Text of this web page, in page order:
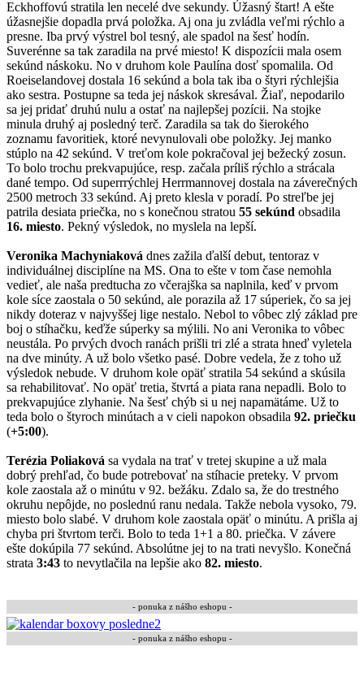
Eckhoffovú stratila len necelé dve sekundy. Úžasný štart! A ešte
úžasnejšie dopadla prvá položka. Aj ona ju zvládla veľmi rýchlo a
presne. Iba prvý výstrel bol tesný, ale spadol na šesť hodín.
Suverénne sa tak zaradila na prvé miesto! K dispozícii mala osem
sekúnd náskoku. No v druhom kole Paulína dosť spomalila. Od
Roeiselandovej dostala 16 sekúnd a bola tak iba o štyri rýchlejšia
ako sestra. Postupne sa teda jej náskok skresával. Žiaľ, nepodarilo
sa jej pridať druhú nulu a ostať na najlepšej pozícii. Na stojke
minula druhý aj posledný terč. Zaradila sa tak do šierokého
zoznamu favoritiek, ktoré nevynulovali obe položky. Jej manko
stúplo na 42 sekúnd. V treťom kole pokračoval jej bežecký zosun.
To bolo trochu prekvapujúce, resp. začala príliš rýchlo a strácala
dané tempo. Od superrrýchlej Herrmannovej dostala na záverečných
2500 metroch 33 sekúnd. Aj preto klesla v poradí. Po streľbe jej
patrila desiata priečka, no s konečnou stratou 55 sekúnd obsadila
16. miesto. Pekný výsledok, no myslela na lepší.
Veronika Machyniaková dnes zažila ďalší debut, tentoraz v
individuálnej disciplíne na MS. Ona to ešte v tom čase nemohla
vedieť, ale naša predtucha zo včerajška sa naplnila, keď v prvom
kole síce zaostala o 50 sekúnd, ale porazila až 17 súperiek, čo sa jej
nikdy doteraz v najvyššej lige nestalo. Nebol to vôbec zlý základ pre
boj o stíhačku, keďže súperky sa mýlili. No ani Veronika to vôbec
neustála. Po prvých dvoch ranách prišli tri zlé a strata hneď vyletela
na dve minúty. A už bolo všetko pasé. Dobre vedela, že z toho už
výsledok nebude. V druhom kole opäť stratila 54 sekúnd a skúsila
sa rehabilitovať. No opäť tretia, štvrtá a piata rana nepadli. Bolo to
prekvapujúce zlyhanie. Na šesť chýb si u nej napamätáme. Už to
teda bolo o štyroch minútach a v cieli napokon obsadila 92. priečku
(+5:00).
Terézia Poliaková sa vydala na trať v tretej skupine a už mala
dobrý prehľad, čo bude potrebovať na stíhacie preteky. V prvom
kole zaostala až o minútu v 92. bežáku. Zdalo sa, že do trestného
okruhu nepôjde, no poslednú ranu nedala. Takže nebola vysoko, 79.
miesto bolo slabé. V druhom kole zaostala opäť o minútu. A prišla aj
chyba pri štvrtom terči. Bolo to teda 1+1 a 80. priečka. V závere
ešte dokúpila 77 sekúnd. Absolútne jej to na trati nevyšlo. Konečná
strata 3:43 to nevytlačila na lepšie ako 82. miesto.
- ponuka z nášho eshopu -
- ponuka z nášho eshopu -